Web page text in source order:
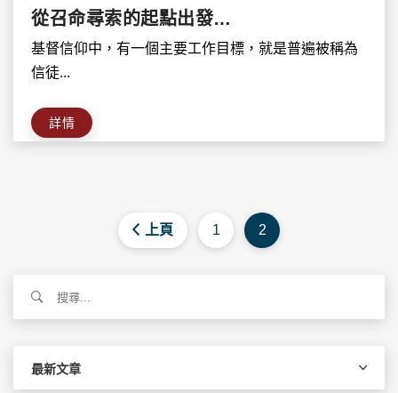
從召命尋索的起點出發…
基督信仰中，有一個主要工作目標，就是普遍被稱為
信徒...
詳情
上頁 1 2
關
最新文章